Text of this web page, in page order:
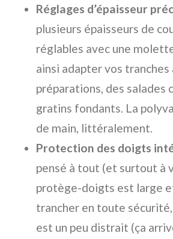
Réglages d’épaisseur
plusieurs épaisseurs de
réglables avec une
ainsi adapter vos
préparations, des salades
gratins fondants. La
de main, littéralement.
Protection des doigts
pensé à tout (et surtout à
protège-doigts est large
trancher en toute
est un peu distrait (ça